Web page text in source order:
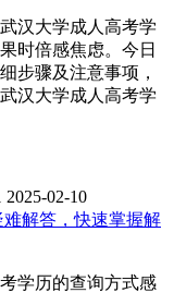
汉大学成人高考学
时倍感焦虑。今日
步骤及注意事项，
汉大学成人高考学
2025-02-10
解答，快速掌握解
学历的查询方式感